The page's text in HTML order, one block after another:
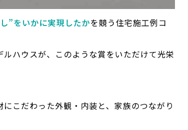
”をいかに実現したかを競う住宅施工例コ
ハウスが、このような賞をいただけて光栄
こだわった外観・内装と、家族のつながり